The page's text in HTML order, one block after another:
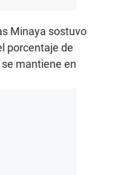
Minaya sostuvo
porcentaje de
mantiene en